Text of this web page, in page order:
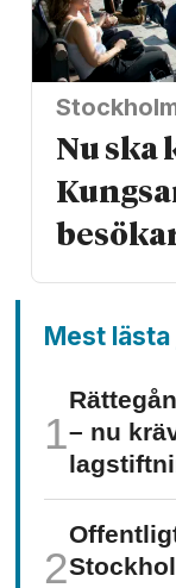
Nu ska
Mest lästa
– nu